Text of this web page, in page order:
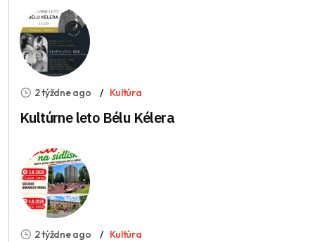
2 týždne ago Kultúra
Kultúrne leto Bélu Kélera
2 týždne ago Kultúra